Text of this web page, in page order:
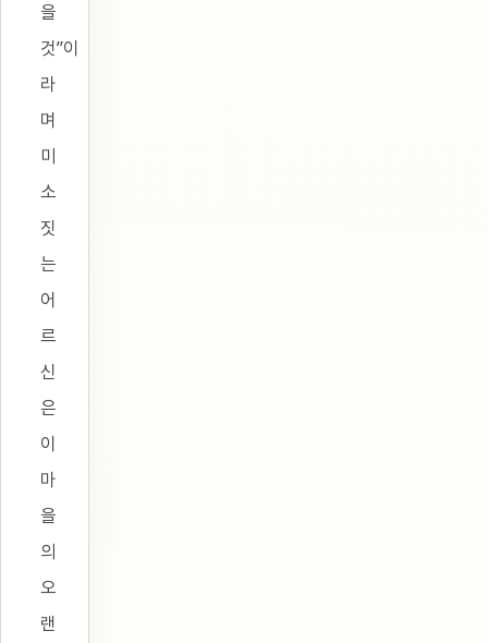
을
것”이
라
며
미
소
짓
는
어
르
신
은
이
마
을
의
오
랜